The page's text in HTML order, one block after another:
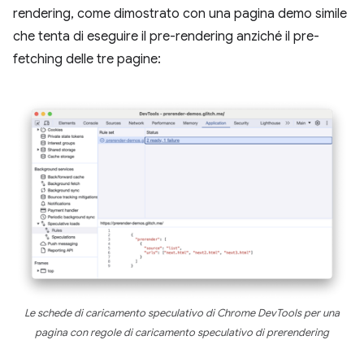
rendering, come dimostrato con una pagina demo simile
che tenta di eseguire il pre-rendering anziché il pre-
fetching delle tre pagine:
Le schede di caricamento speculativo di Chrome DevTools per una
pagina con regole di caricamento speculativo di prerendering